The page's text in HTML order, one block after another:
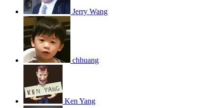
Jerry Wang
chhuang
Ken Yang